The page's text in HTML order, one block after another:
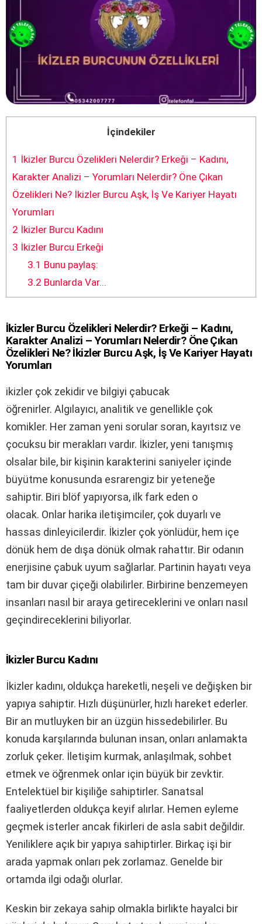
İçindekiler
1 İkizler Burcu Özelikleri Nelerdir? Erkeği – Kadını,
Karakter Analizi – Yorumları Nelerdir? Öne Çıkan
Özelikleri Ne? İkizler Burcu Aşk, İş Ve Kariyer Hayatı
Yorumları
2 İkizler Burcu Kadını
3 İkizler Burcu Erkeği
3.1 Bunu paylaş:
3.2 Bunlarda Var...
İkizler Burcu Özelikleri Nelerdir? Erkeği – Kadını,
Karakter Analizi – Yorumları Nelerdir? Öne Çıkan
Özelikleri Ne? İkizler Burcu Aşk, İş Ve Kariyer Hayatı
Yorumları
ikizler çok zekidir ve bilgiyi çabucak
öğrenirler. Algılayıcı, analitik ve genellikle çok
komikler. Her zaman yeni sorular soran, kayıtsız ve
çocuksu bir merakları vardır. İkizler, yeni tanışmış
olsalar bile, bir kişinin karakterini saniyeler içinde
büyütme konusunda esrarengiz bir yeteneğe
sahiptir. Biri blöf yapıyorsa, ilk fark eden o
olacak. Onlar harika iletişimciler, çok duyarlı ve
hassas dinleyicilerdir. İkizler çok yönlüdür, hem içe
dönük hem de dışa dönük olmak rahattır. Bir odanın
enerjisine çabuk uyum sağlarlar. Partinin hayatı veya
tam bir duvar çiçeği olabilirler. Birbirine benzemeyen
insanları nasıl bir araya getireceklerini ve onları nasıl
geçindireceklerini biliyorlar.
İkizler Burcu Kadını
İkizler kadını, oldukça hareketli, neşeli ve değişken bir
yapıya sahiptir. Hızlı düşünürler, hızlı hareket ederler.
Bir an mutluyken bir an üzgün hissedebilirler. Bu
konuda karşılarında bulunan insan, onları anlamakta
zorluk çeker. İletişim kurmak, anlaşılmak, sohbet
etmek ve öğrenmek onlar için büyük bir zevktir.
Entelektüel bir kişiliğe sahiptirler. Sanatsal
faaliyetlerden oldukça keyif alırlar. Hemen eyleme
geçmek isterler ancak fikirleri de asla sabit değildir.
Yeniliklere açık bir yapıya sahiptirler. Birkaç işi bir
arada yapmak onları pek zorlamaz. Genelde bir
ortamda ilgi odağı olurlar.
Keskin bir zekaya sahip olmakla birlikte hayalci bir